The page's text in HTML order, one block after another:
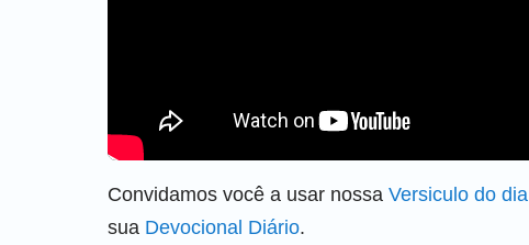
Convidamos você a usar nossa Versiculo do dia
sua Devocional Diário.